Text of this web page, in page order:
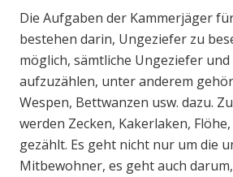
Die Aufgaben der Kammerjäger
bestehen darin, Ungeziefer zu
möglich, sämtliche Ungeziefer und
aufzuzählen, unter anderem
Wespen, Bettwanzen usw. dazu.
werden Zecken, Kakerlaken,
gezählt. Es geht nicht nur um die
Mitbewohner, es geht auch